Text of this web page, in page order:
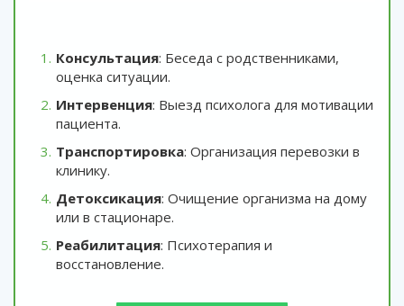
Консультация: Беседа с родственниками,
оценка ситуации.
Интервенция: Выезд психолога для мотивации
пациента.
Транспортировка: Организация перевозки в
клинику.
Детоксикация: Очищение организма на дому
или в стационаре.
Реабилитация: Психотерапия и
восстановление.